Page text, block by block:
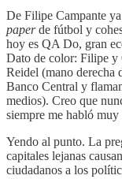
De Filipe Campante
paperde fútbol y
hoy es QA Do, gran
Dato de color: Filipe y
Reidel (mano derecha
Banco Central y
medios). Creo que
siempre me habló
Yendo al punto. La
capitales lejanas
ciudadanos a los